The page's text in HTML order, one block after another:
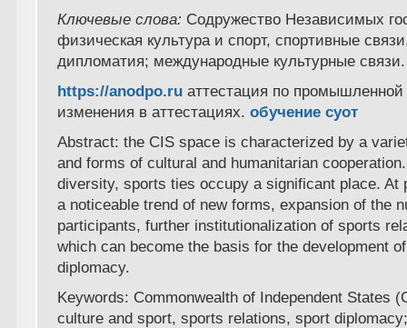
Ключевые слова: Содружество Независимых
физическая культура и спорт, спортивные
дипломатия; международные культурные связи.
https://anodpo.ru аттестация по промышленной
изменения в аттестациях.обучение суот
Abstract: the CIS space is characterized by a
and forms of cultural and humanitarian
diversity, sports ties occupy a significant place. At
a noticeable trend of new forms, expansion of the
participants, further institutionalization of sports
which can become the basis for the development
diplomacy.
Keywords: Commonwealth of Independent States
culture and sport, sports relations, sport